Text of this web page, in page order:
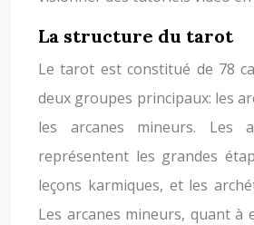
La structure du tarot
Le tarot est constitué de 78
deux groupes principaux: les
les arcanes mineurs. Les
représentent les grandes
leçons karmiques, et les
Les arcanes mineurs, quant à